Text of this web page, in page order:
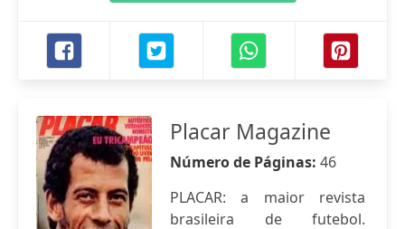
Placar Magazine
Número de Páginas: 46
PLACAR: a maior revista
brasileira de futebol.